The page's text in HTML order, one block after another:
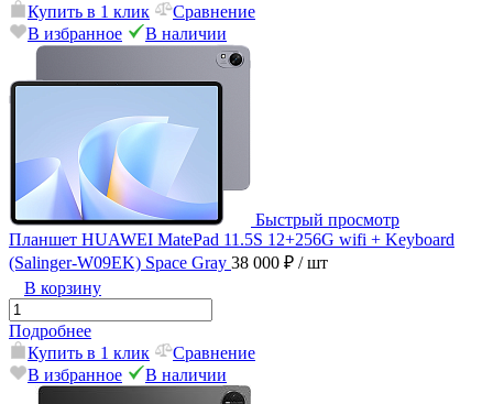
Купить в 1 клик
Сравнение
В избранное
В наличии
Быстрый просмотр
Планшет HUAWEI MatePad 11.5S 12+256G wifi + Keyboard
(Salinger-W09EK) Space Gray 38 000 ₽ / шт
В корзину
Подробнее
Купить в 1 клик
Сравнение
В избранное
В наличии